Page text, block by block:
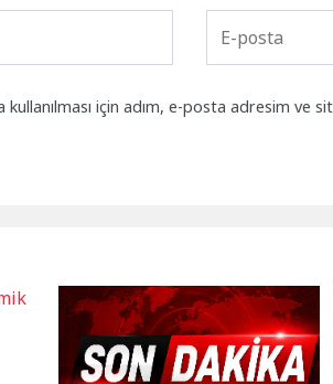
için adım, e-posta adresim ve